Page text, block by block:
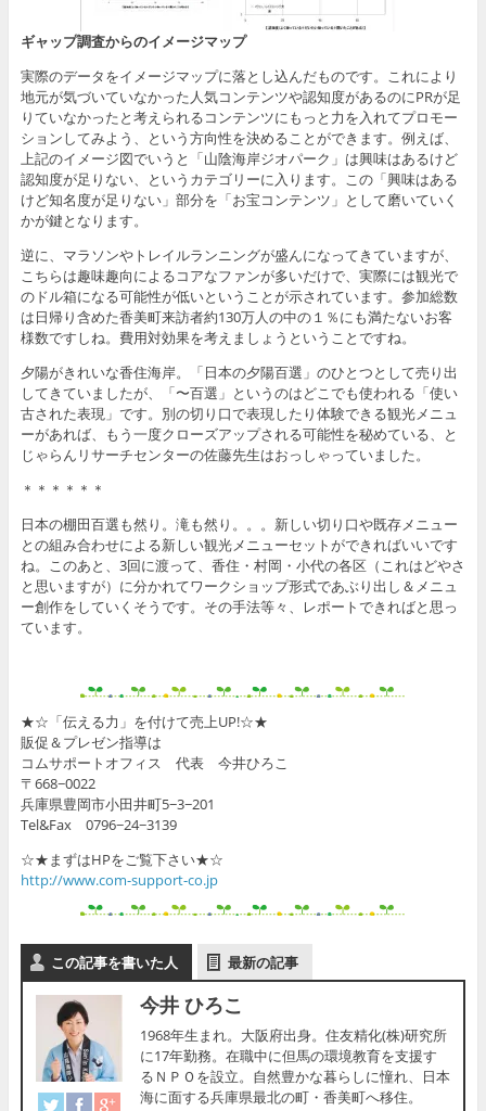
ギャップ調査からのイメージマップ
実際のデータをイメージマップに落とし込んだものです。これにより
地元が気づいていなかった人気コンテンツや認知度があるのにPRが足
りていなかったと考えられるコンテンツにもっと力を入れてプロモー
ションしてみよう、という方向性を決めることができます。例えば、
上記のイメージ図でいうと「山陰海岸ジオパーク」は興味はあるけど
認知度が足りない、というカテゴリーに入ります。この「興味はある
けど知名度が足りない」部分を「お宝コンテンツ」として磨いていく
かが鍵となります。
逆に、マラソンやトレイルランニングが盛んになってきていますが、
こちらは趣味趣向によるコアなファンが多いだけで、実際には観光で
のドル箱になる可能性が低いということが示されています。参加総数
は日帰り含めた香美町来訪者約130万人の中の１％にも満たないお客
様数ですしね。費用対効果を考えましょうということですね。
夕陽がきれいな香住海岸。「日本の夕陽百選」のひとつとして売り出
してきていましたが、「〜百選」というのはどこでも使われる「使い
古された表現」です。別の切り口で表現したり体験できる観光メニュ
ーがあれば、もう一度クローズアップされる可能性を秘めている、と
じゃらんリサーチセンターの佐藤先生はおっしゃっていました。
＊＊＊＊＊＊
日本の棚田百選も然り。滝も然り。。。新しい切り口や既存メニュー
との組み合わせによる新しい観光メニューセットができればいいです
ね。このあと、3回に渡って、香住・村岡・小代の各区（これはどやさ
と思いますが）に分かれてワークショップ形式であぶり出し＆メニュ
ー創作をしていくそうです。その手法等々、レポートできればと思っ
ています。
★☆「伝える力」を付けて売上UP!☆★
販促＆プレゼン指導は
コムサポートオフィス 代表 今井ひろこ
〒668−0022
兵庫県豊岡市小田井町5−3−201
Tel&Fax 0796−24−3139
☆★まずはHPをご覧下さい★☆
http://www.com-support-co.jp
この記事を書いた人 最新の記事
今井 ひろこ
1968年生まれ。大阪府出身。住友精化(株)研究所
に17年勤務。在職中に但馬の環境教育を支援す
るＮＰＯを設立。自然豊かな暮らしに憧れ、日本
海に面する兵庫県最北の町・香美町へ移住。